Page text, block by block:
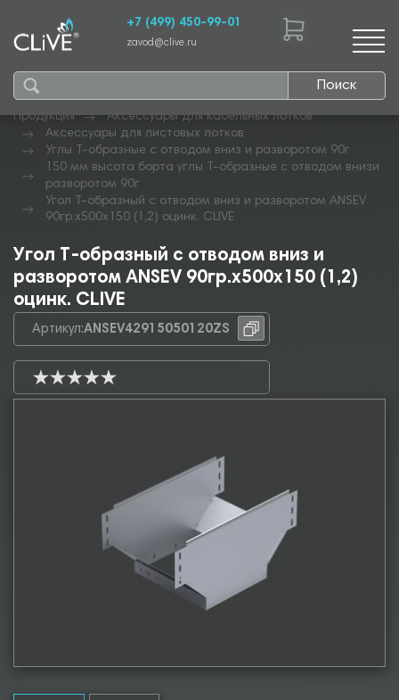
Поиск
+7 (499) 450-99-01
zavod@clive.ru
Продукция
Аксессуары для кабельных лотков
Аксессуары для листовых лотков
Углы Т-образные с отводом вниз и разворотом 90г
150 мм высота борта углы Т-образные с отводом внизи
разворотом 90г
Угол Т-образный с отводом вниз и разворотом ANSEV
90гр.х500х150 (1,2) оцинк. CLIVE
Угол Т-образный с отводом вниз и
разворотом ANSEV 90гр.х500х150 (1,2)
оцинк. CLIVE
Артикул:ANSEV42915050120ZS